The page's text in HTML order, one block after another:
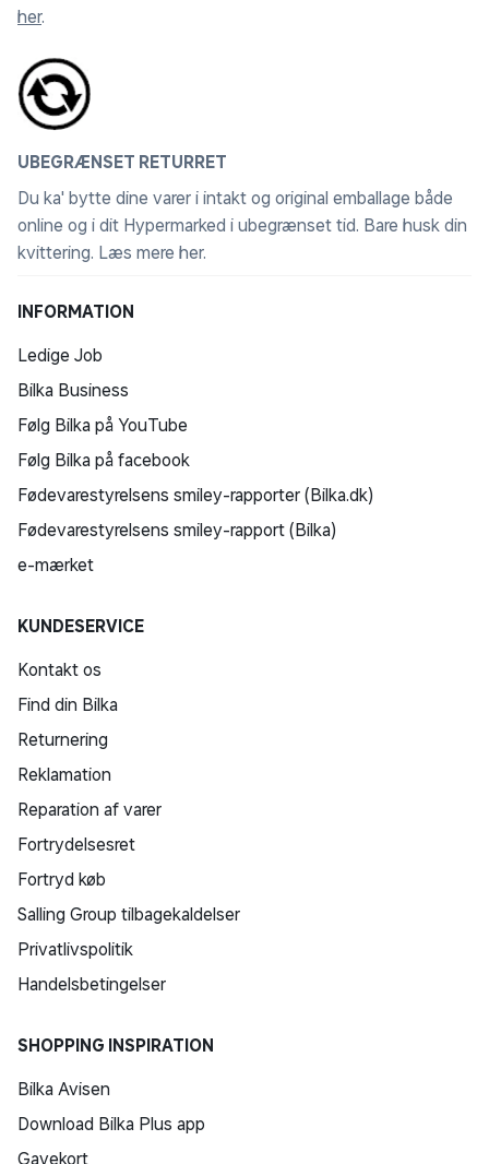
her.
UBEGRÆNSET RETURRET
Du ka' bytte dine varer i intakt og original emballage både
online og i dit Hypermarked i ubegrænset tid. Bare husk din
kvittering. Læs mere her.
INFORMATION
Ledige Job
Bilka Business
Følg Bilka på YouTube
Følg Bilka på facebook
Fødevarestyrelsens smiley-rapporter (Bilka.dk)
Fødevarestyrelsens smiley-rapport (Bilka)
e-mærket
KUNDESERVICE
Kontakt os
Find din Bilka
Returnering
Reklamation
Reparation af varer
Fortrydelsesret
Fortryd køb
Salling Group tilbagekaldelser
Privatlivspolitik
Handelsbetingelser
SHOPPING INSPIRATION
Bilka Avisen
Download Bilka Plus app
Gavekort